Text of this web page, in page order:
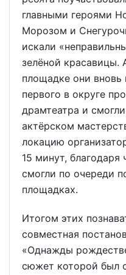
главными героями
Морозом и
искали
зелёной красавицы.
площадке они вновь
первого в округе
драмтеатра и
актёрском
локацию
15 минут,
смогли по очереди
площадках.
Итогом этих
совместная
«Однажды
сюжет которой был